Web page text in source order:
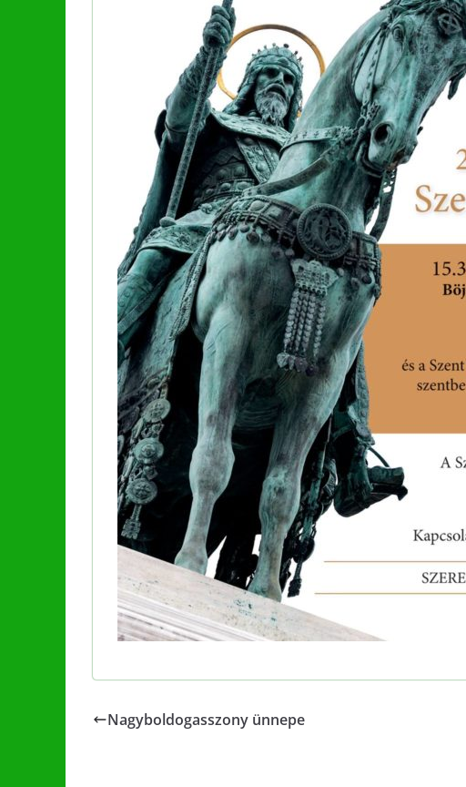
Nagyboldogasszony ünnepe